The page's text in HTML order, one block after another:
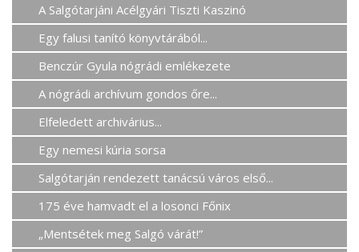
A Salgótarjáni Acélgyári Tiszti Kaszinó
Egy falusi tanító könyvtárából...
Benczúr Gyula nógrádi emlékezete
A nógrádi archívum gondos őre...
Elfeledett archivárius...
Egy nemesi kúria sorsa
Salgótarján rendezett tanácsú város első...
175 éve hamvadt el a losonci Főnix
„Mentsétek meg Salgó várát!”